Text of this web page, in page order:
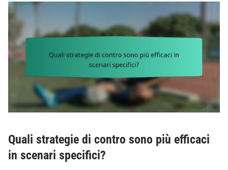
Quali strategie di contro sono più efficaci
in scenari specifici?